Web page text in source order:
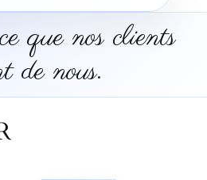
que nos clients
de nous.